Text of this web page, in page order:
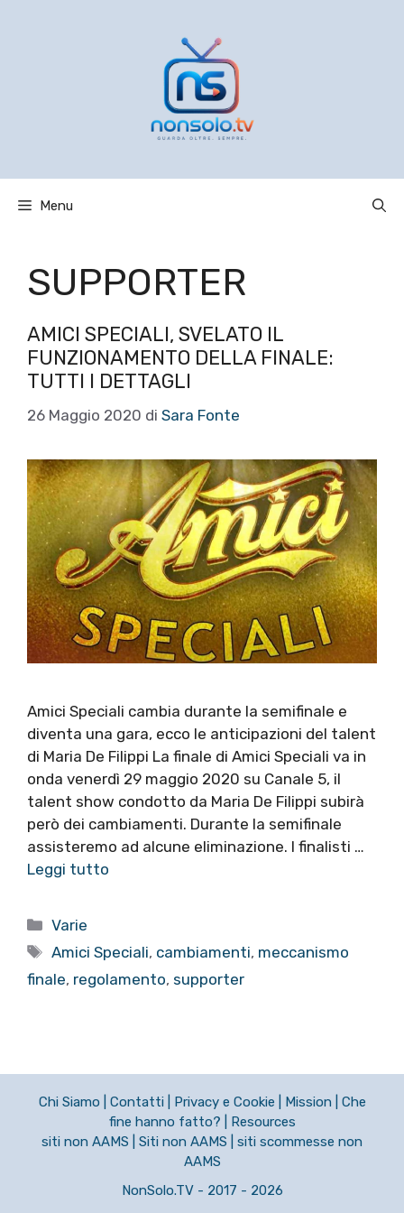
Menu
SUPPORTER
AMICI SPECIALI, SVELATO IL
FUNZIONAMENTO DELLA FINALE:
TUTTI I DETTAGLI
26 Maggio 2020 di Sara Fonte
Amici Speciali cambia durante la semifinale e
diventa una gara, ecco le anticipazioni del talent
di Maria De Filippi La finale di Amici Speciali va in
onda venerdì 29 maggio 2020 su Canale 5, il
talent show condotto da Maria De Filippi subirà
però dei cambiamenti. Durante la semifinale
assisteremo ad alcune eliminazione. I finalisti …
Leggi tutto
Categorie
Varie
Tag
Amici Speciali, cambiamenti, meccanismo
finale, regolamento, supporter
Chi Siamo Contatti Privacy e Cookie Mission
Che
fine hanno fatto?
Resources
siti non AAMS
Siti non AAMS
siti scommesse non
AAMS
NonSolo.TV - 2017 - 2026